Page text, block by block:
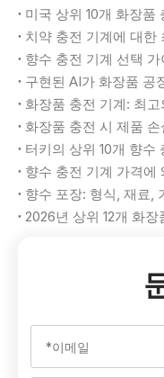
미국 상위 10개 화장품
치약 충전 기계에 대한
구현된 AI가 화장품 공
화장품 충전 기계: 최
화장품 충전 시 제품
터키의 상위 10개 향수
향수 충전 기계 가격에
향수 포장: 형식, 재료,
2026년 상위 12개 화